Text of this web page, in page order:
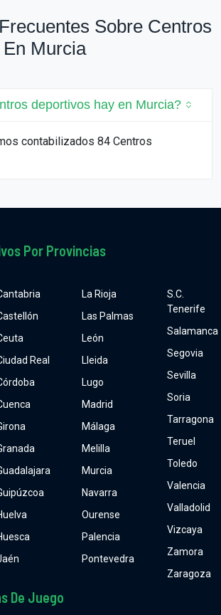
Sobre Centros
Murcia
deportivos hay en Murcia?
contabilizados 84 Centros
Por Provincias
Real
La Rioja
Las Palmas
León
Lleida
Lugo
Madrid
Málaga
Melilla
Murcia
Navarra
Ourense
Palencia
Pontevedra
S.C.
Tenerife
Salamanca
Segovia
Sevilla
Soria
Tarragona
Teruel
Toledo
Valencia
Valladolid
Vizcaya
Zamora
Zaragoza
De Juego